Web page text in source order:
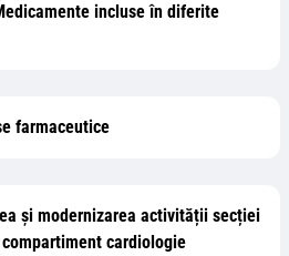
incluse în diferite
farmaceutice
și modernizarea activității secției
cardiologie